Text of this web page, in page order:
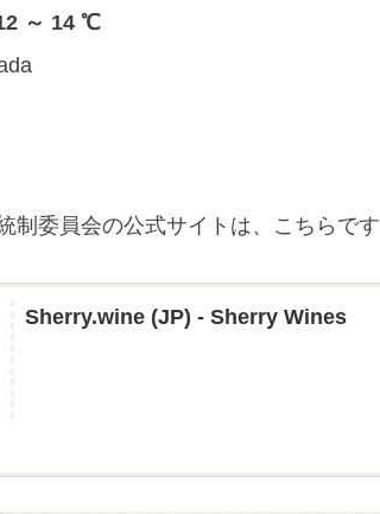
～ 14 ℃
制委員会の公式サイトは、こちらです
Sherry.wine (JP) - Sherry Wines